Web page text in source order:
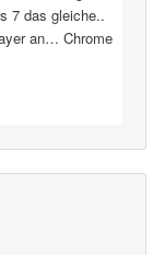
7 das gleiche..
an… Chrome